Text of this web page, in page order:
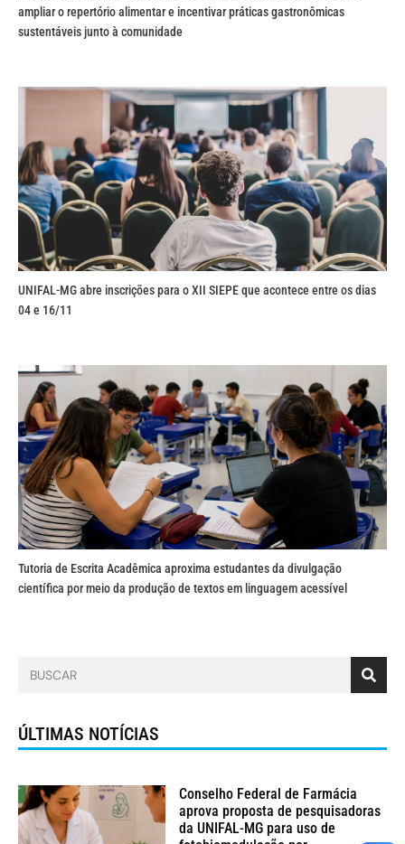
ampliar o repertório alimentar e incentivar práticas gastronômicas
sustentáveis junto à comunidade
UNIFAL-MG abre inscrições para o XII SIEPE que acontece entre os dias
04 e 16/11
Tutoria de Escrita Acadêmica aproxima estudantes da divulgação
científica por meio da produção de textos em linguagem acessível
ÚLTIMAS NOTÍCIAS
Conselho Federal de Farmácia
aprova proposta de pesquisadoras
da UNIFAL-MG para uso de